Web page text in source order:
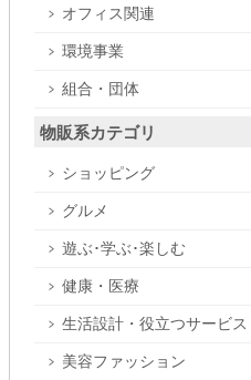
オフィス関連
環境事業
組合・団体
物販系カテゴリ
ショッピング
グルメ
遊ぶ･学ぶ･楽しむ
健康・医療
生活設計・役立つサービス
美容ファッション